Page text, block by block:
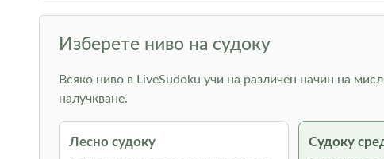
Изберете ниво на судоку
Всяко ниво в LiveSudoku учи на различен начин на
налучкване.
Лесно судоку Судоку